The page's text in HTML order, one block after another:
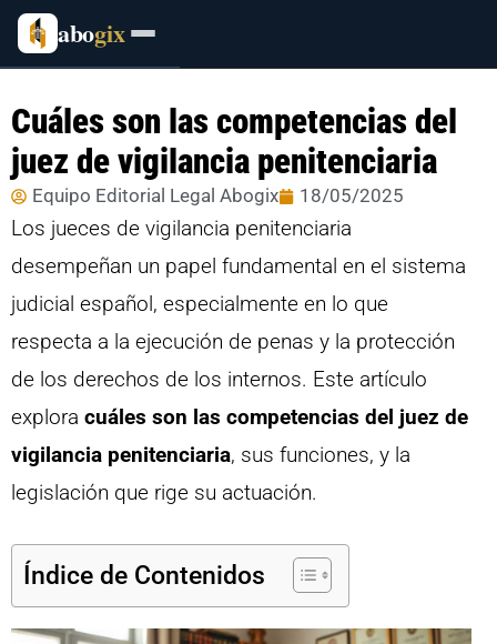
abogix
Cuáles son las competencias del
juez de vigilancia penitenciaria
Equipo Editorial Legal Abogix 18/05/2025
Los jueces de vigilancia penitenciaria
desempeñan un papel fundamental en el sistema
judicial español, especialmente en lo que
respecta a la ejecución de penas y la protección
de los derechos de los internos. Este artículo
explora cuáles son las competencias del juez de
vigilancia penitenciaria, sus funciones, y la
legislación que rige su actuación.
Índice de Contenidos